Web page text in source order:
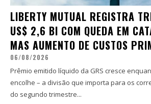
LIBERTY MUTUAL REGISTRA
US$ 2,6 BI COM QUEDA EM
MAS AUMENTO DE CUSTOS
06/08/2026
Prêmio emitido líquido da GRS cresce
encolhe – a divisão que importa para os corretores O
do segundo trimestre...